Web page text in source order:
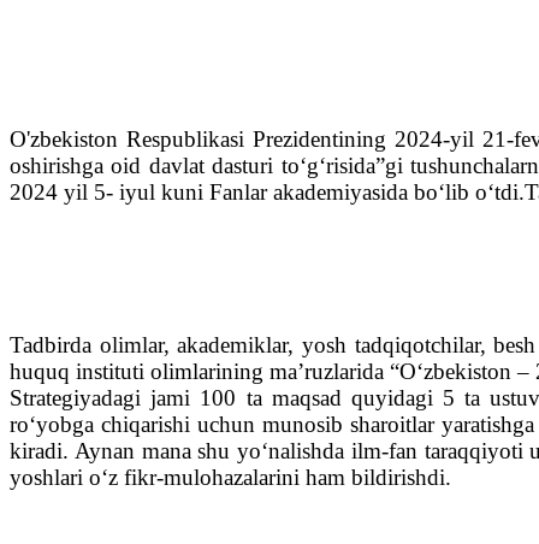
O'zbekiston Respublikasi Prezidentining 2024-yil 21-
oshirishga oid davlat dasturi to‘g‘risida”gi
2024 yil 5- iyul kuni Fanlar akademiyasida bo‘lib
Tadbirda olimlar, akademiklar, yosh tadqiqotchilar,
huquq instituti olimlarining ma’ruzlarida “O‘zbekiston
Strategiyadagi jami 100 ta maqsad quyidagi 5 ta
ro‘yobga chiqarishi uchun munosib sharoitlar
kiradi. Aynan mana shu yo‘nalishda ilm-fan
yoshlari o‘z fikr-mulohazalarini ham bildirishdi.